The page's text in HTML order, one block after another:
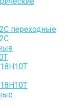
переходные